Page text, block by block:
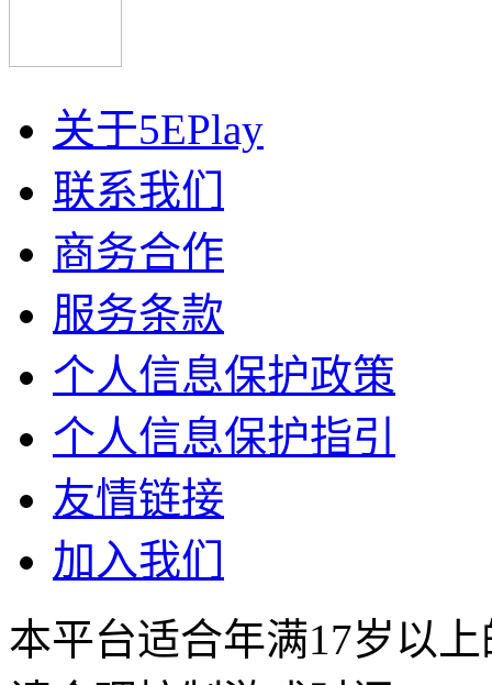
关于5EPlay
联系我们
商务合作
服务条款
个人信息保护政策
个人信息保护指引
友情链接
加入我们
本平台适合年满17岁以